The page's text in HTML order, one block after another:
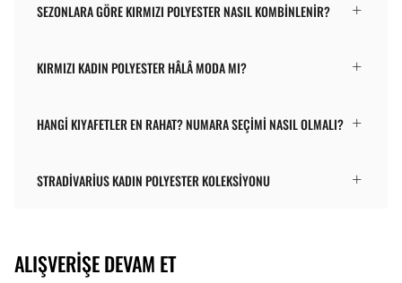
SEZONLARA GÖRE KIRMIZI POLYESTER NASIL KOMBINLENIR?
KIRMIZI KADIN POLYESTER HÂLÂ MODA MI?
HANGI KIYAFETLER EN RAHAT? NUMARA SEÇIMI NASIL OLMALI?
STRADIVARIUS KADIN POLYESTER KOLEKSIYONU
ALIŞVERIŞE DEVAM ET